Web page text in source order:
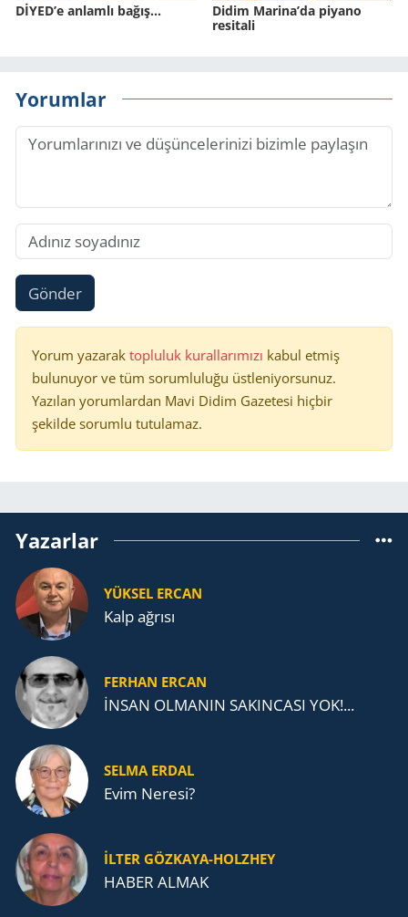
DİYED’e anlamlı bağış…
Didim Marina’da piyano
resitali
Yorumlar
Gönder
Yorum yazarak topluluk kurallarımızı kabul etmiş
bulunuyor ve tüm sorumluluğu üstleniyorsunuz.
Yazılan yorumlardan Mavi Didim Gazetesi hiçbir
şekilde sorumlu tutulamaz.
Yazarlar
YÜKSEL ERCAN
Kalp ağrısı
FERHAN ERCAN
İNSAN OLMANIN SAKINCASI YOK!...
SELMA ERDAL
Evim Neresi?
İLTER GÖZKAYA-HOLZHEY
HABER ALMAK